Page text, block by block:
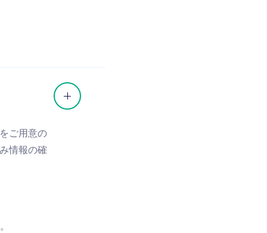
ご用意の
情報の確